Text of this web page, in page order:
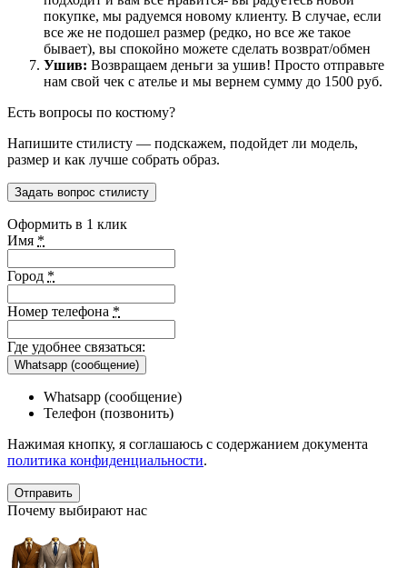
покупке, мы радуемся новому клиенту. В случае, если
все же не подошел размер (редко, но все же такое
бывает), вы спокойно можете сделать возврат/обмен
Ушив: Возвращаем деньги за ушив! Просто отправьте
нам свой чек с ателье и мы вернем сумму до 1500 руб.
Есть вопросы по костюму?
Напишите стилисту — подскажем, подойдет ли модель,
размер и как лучше собрать образ.
Задать вопрос стилисту
Оформить в 1 клик
Имя *
Город *
Номер телефона *
Где удобнее связаться:
Whatsapp (сообщение)
Whatsapp (сообщение)
Телефон (позвонить)
Нажимая кнопку, я соглашаюсь с содержанием документа
политика конфиденциальности.
Почему выбирают нас